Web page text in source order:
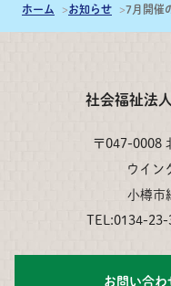
ホーム お知らせ 7月開催
社会福祉法
〒047-0008
ウイン
小樽市
TEL:0134-
お問い合わ